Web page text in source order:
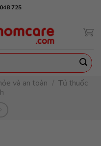
725
và an toàn / Tủ thuốc